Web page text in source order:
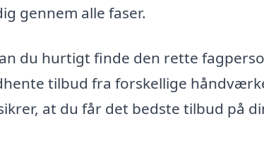
gennem alle faser.
du hurtigt finde den rette
tilbud fra forskellige
at du får det bedste tilbud på